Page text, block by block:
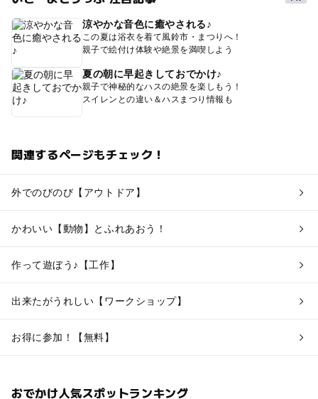
涼やかな音色に癒やされる♪
この夏は浴衣を着て風鈴市・まつりへ！
親子で絵付け体験や絶景を満喫しよう
夏の朝に早起きしておでかけ♪
親子で神秘的なハスの絶景を楽しもう！
スイレンとの違い＆ハスまつり情報も
関連するページもチェック！
外でのびのび【アウトドア】
かわいい【動物】とふれあおう！
作って遊ぼう♪【工作】
出来たがうれしい【ワークショップ】
お得に参加！【無料】
おでかけ人気スポットランキング